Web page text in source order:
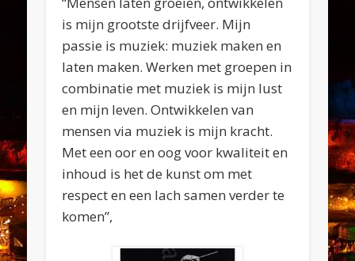
is mijn grootste drijfveer. Mijn
passie is muziek: muziek maken en
laten maken. Werken met groepen in
combinatie met muziek is mijn lust
en mijn leven. Ontwikkelen van
mensen via muziek is mijn kracht.
Met een oor en oog voor kwaliteit en
inhoud is het de kunst om met
respect en een lach samen verder te
komen”,